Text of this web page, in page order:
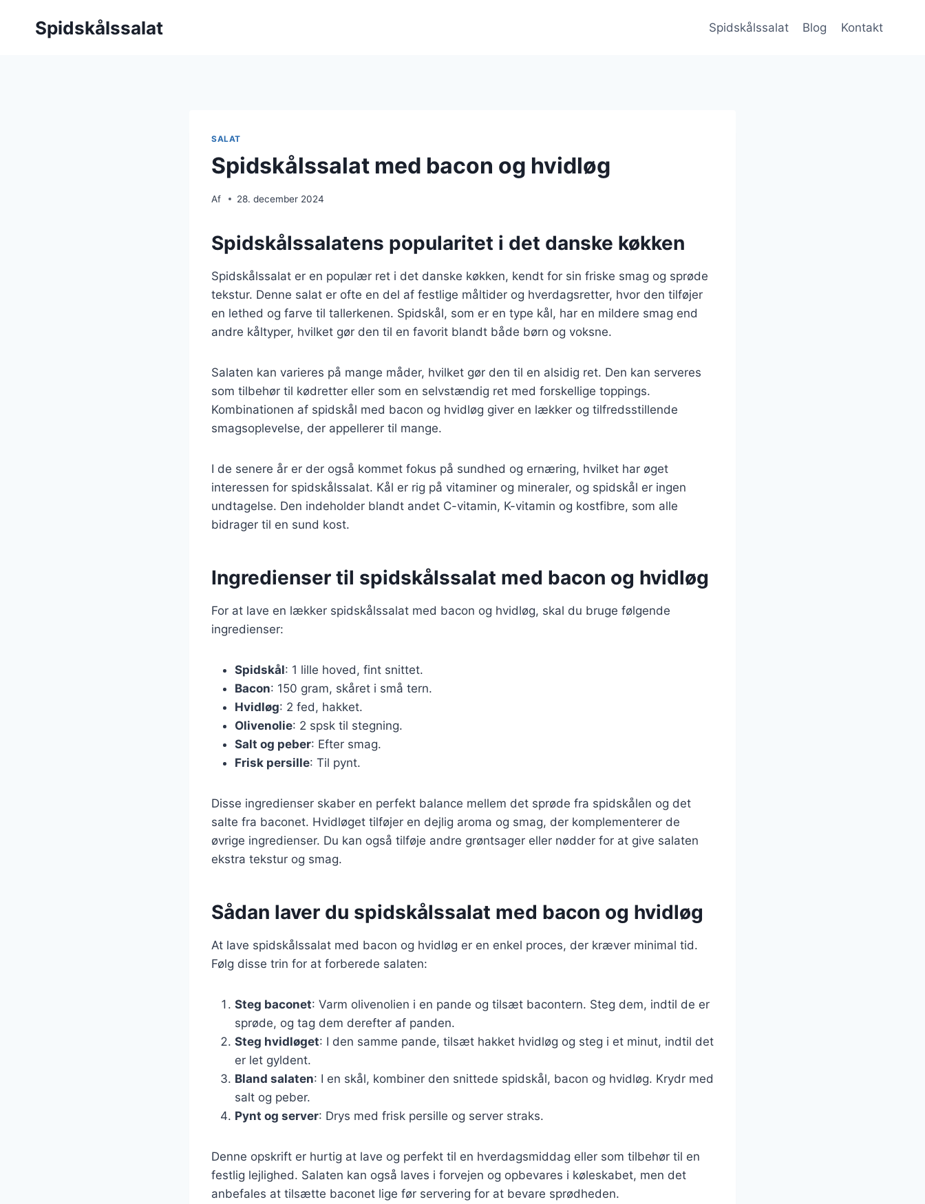
Spidskålssalat Spidskålssalat Blog Kontakt
SALAT
Spidskålssalat med bacon og hvidløg
Af 28. december 2024
Spidskålssalatens popularitet i det danske køkken
Spidskålssalat er en populær ret i det danske køkken, kendt for sin friske smag og sprøde
tekstur. Denne salat er ofte en del af festlige måltider og hverdagsretter, hvor den tilføjer
en lethed og farve til tallerkenen. Spidskål, som er en type kål, har en mildere smag end
andre kåltyper, hvilket gør den til en favorit blandt både børn og voksne.
Salaten kan varieres på mange måder, hvilket gør den til en alsidig ret. Den kan serveres
som tilbehør til kødretter eller som en selvstændig ret med forskellige toppings.
Kombinationen af spidskål med bacon og hvidløg giver en lækker og tilfredsstillende
smagsoplevelse, der appellerer til mange.
I de senere år er der også kommet fokus på sundhed og ernæring, hvilket har øget
interessen for spidskålssalat. Kål er rig på vitaminer og mineraler, og spidskål er ingen
undtagelse. Den indeholder blandt andet C-vitamin, K-vitamin og kostfibre, som alle
bidrager til en sund kost.
Ingredienser til spidskålssalat med bacon og hvidløg
For at lave en lækker spidskålssalat med bacon og hvidløg, skal du bruge følgende
ingredienser:
Spidskål: 1 lille hoved, fint snittet.
Bacon: 150 gram, skåret i små tern.
Hvidløg: 2 fed, hakket.
Olivenolie: 2 spsk til stegning.
Salt og peber: Efter smag.
Frisk persille: Til pynt.
Disse ingredienser skaber en perfekt balance mellem det sprøde fra spidskålen og det
salte fra baconet. Hvidløget tilføjer en dejlig aroma og smag, der komplementerer de
øvrige ingredienser. Du kan også tilføje andre grøntsager eller nødder for at give salaten
ekstra tekstur og smag.
Sådan laver du spidskålssalat med bacon og hvidløg
At lave spidskålssalat med bacon og hvidløg er en enkel proces, der kræver minimal tid.
Følg disse trin for at forberede salaten:
Steg baconet: Varm olivenolien i en pande og tilsæt bacontern. Steg dem, indtil de er
sprøde, og tag dem derefter af panden.
Steg hvidløget: I den samme pande, tilsæt hakket hvidløg og steg i et minut, indtil det
er let gyldent.
Bland salaten: I en skål, kombiner den snittede spidskål, bacon og hvidløg. Krydr med
salt og peber.
Pynt og server: Drys med frisk persille og server straks.
Denne opskrift er hurtig at lave og perfekt til en hverdagsmiddag eller som tilbehør til en
festlig lejlighed. Salaten kan også laves i forvejen og opbevares i køleskabet, men det
anbefales at tilsætte baconet lige før servering for at bevare sprødheden.